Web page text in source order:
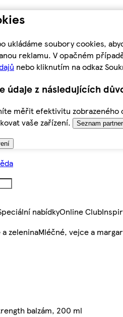
ukládáme soubory cookies,
reklamu. V opačném
nebo kliknutím na odkaz
údaje z následujících
měřit efektivitu
vaše zařízení.
Seznam
nabídkyOnline Club
zeleninaMléčné, vejce a
balzám, 200 ml